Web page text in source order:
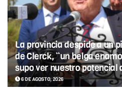
La provincia despide a un
de Clerck, “un belga
supo ver nuestro potencial
6 DE AGOSTO, 2026